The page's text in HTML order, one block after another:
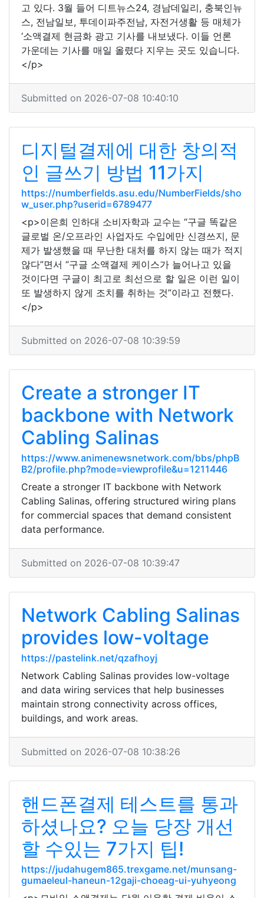
고 있다. 3월 들어 디트뉴스24, 경남데일리, 충북인뉴
스, 전남일보, 투데이파주전남, 자전거생활 등 매체가
‘소액결제 현금화 광고 기사를 내보냈다. 이들 언론
가운데는 기사를 매일 올렸다 지우는 곳도 있습니다.
</p>
Submitted on 2026-07-08 10:40:10
디지털결제에 대한 창의적
인 글쓰기 방법 11가지
https://numberfields.asu.edu/NumberFields/sho
w_user.php?userid=6789477
<p>이은희 인하대 소비자학과 교수는 “구글 똑같은
글로벌 온/오프라인 사업자도 수입에만 신경쓰지, 문
제가 발생했을 때 무난한 대처를 하지 않는 때가 적지
않다”면서 “구글 소액결제 케이스가 늘어나고 있을
것이다면 구글이 최고로 최선으로 할 일은 이런 일이
또 발생하지 않게 조치를 취하는 것”이라고 전했다.
</p>
Submitted on 2026-07-08 10:39:59
Create a stronger IT
backbone with Network
Cabling Salinas
https://www.animenewsnetwork.com/bbs/phpB
B2/profile.php?mode=viewprofile&u=1211446
Create a stronger IT backbone with Network
Cabling Salinas, offering structured wiring plans
for commercial spaces that demand consistent
data performance.
Submitted on 2026-07-08 10:39:47
Network Cabling Salinas
provides low-voltage
https://pastelink.net/qzafhoyj
Network Cabling Salinas provides low-voltage
and data wiring services that help businesses
maintain strong connectivity across offices,
buildings, and work areas.
Submitted on 2026-07-08 10:38:26
핸드폰결제 테스트를 통과
하셨나요? 오늘 당장 개선
할 수있는 7가지 팁!
https://judahugem865.trexgame.net/munsang-
gumaeleul-haneun-12gaji-choeag-ui-yuhyeong